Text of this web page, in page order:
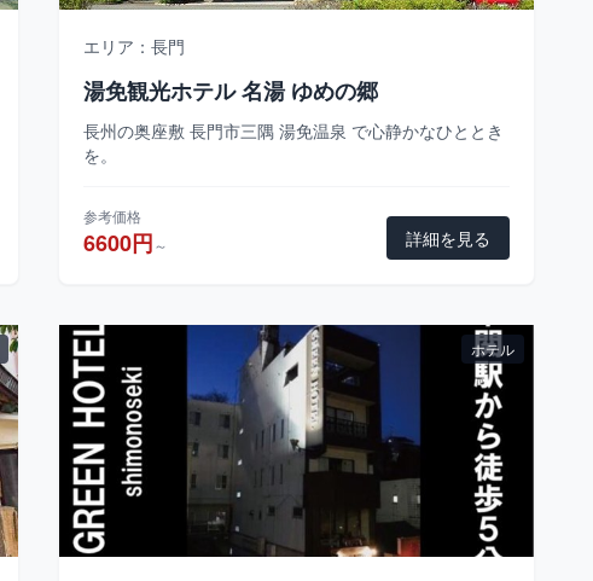
エリア：長門
湯免観光ホテル 名湯 ゆめの郷
長州の奥座敷 長門市三隅 湯免温泉 で心静かなひととき
を。
参考価格
6600円～ 詳細を見る
ホテル